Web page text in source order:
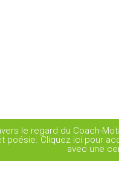
le regard du Coach-
poésie. Cliquez ici pour
avec une